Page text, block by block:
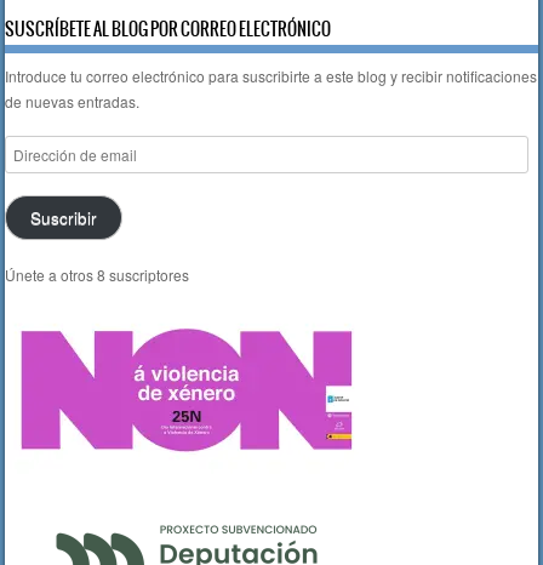
SUSCRÍBETE AL BLOG POR CORREO ELECTRÓNICO
Introduce tu correo electrónico para suscribirte a este blog y recibir notificaciones
de nuevas entradas.
Dirección
de
email
Suscribir
Únete a otros 8 suscriptores